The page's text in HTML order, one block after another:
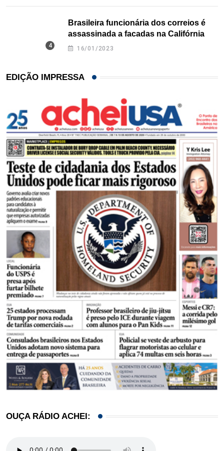
Brasileira funcionária dos correios é
assassinada a facadas na Califórnia
16/01/2023
EDIÇÃO IMPRESSA
OUÇA RÁDIO ACHEI: